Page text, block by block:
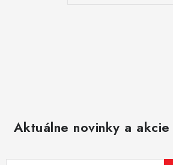
Aktuálne novinky a